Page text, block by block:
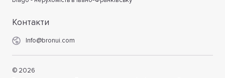
Контакти
Info@bronui.com
© 2026